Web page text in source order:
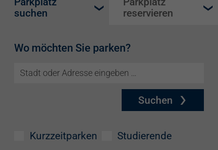
suchen
reservieren
Wo möchten Sie parken?
Suchen
Kurzzeitparken
Studierende